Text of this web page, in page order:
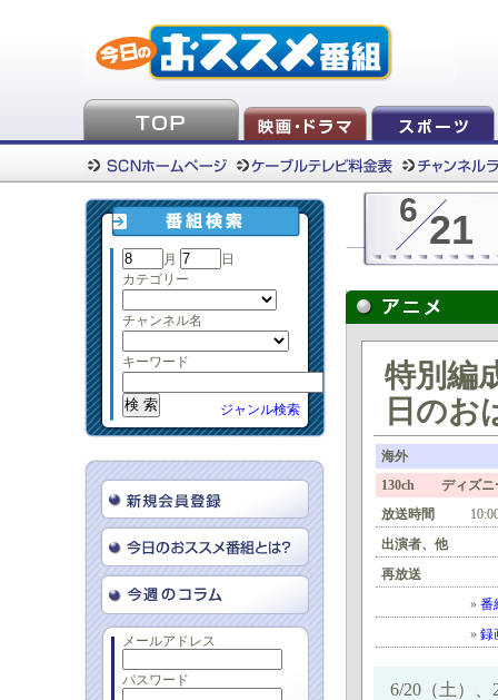
月
日
カテゴリー
チャンネル名
キーワード
ジャンル検索
メールアドレス
パスワード
6 21
特別編
日のお
海外
130ch ディズニ
放送時間
出演者、他
再放送
» 番
» 録
6/20（土）